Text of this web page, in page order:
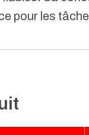
pour les